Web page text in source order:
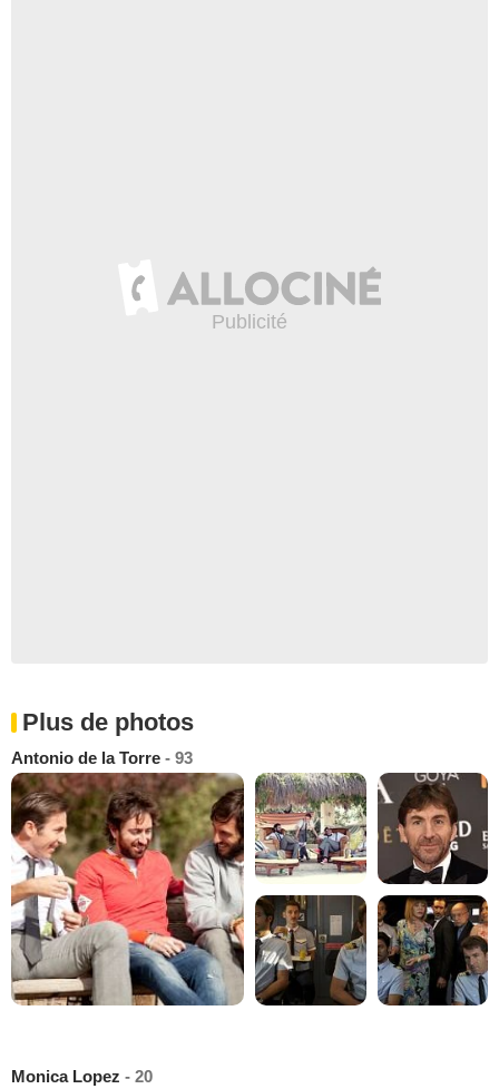
Plus de photos
Antonio de la Torre - 93
Monica Lopez - 20